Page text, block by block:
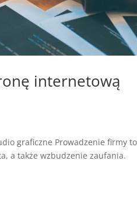
internetową
graficzne Prowadzenie firmy
a także wzbudzenie zaufania.